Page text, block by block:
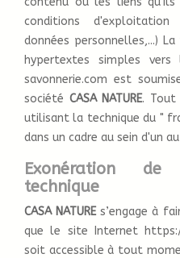
conditions
données personnelles,...)
hypertextes simples
savonnerie.com est
société CASA NATURE. Tout
utilisant la technique du "
dans un cadre au sein d'un
Exonération
technique
CASA NATUREs’engage à
que le site Internet
soit accessible à tout